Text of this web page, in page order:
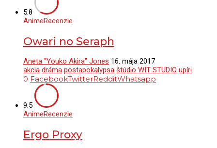
5.8
AnimeRecenzie
Owari no Seraph
Aneta "Youko Akira" Jones 16. mája 2017
akcia dráma postapokalypsa štúdio WIT STUDIO upíri
0 FacebookTwitterRedditWhatsapp
9.5
AnimeRecenzie
Ergo Proxy